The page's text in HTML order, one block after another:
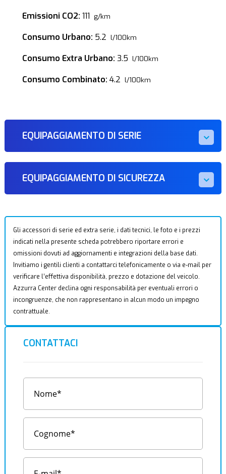
Emissioni CO2: 111 g/km
Consumo Urbano: 5.2 l/100km
Consumo Extra Urbano: 3.5 l/100km
Consumo Combinato: 4.2 l/100km
EQUIPAGGIAMENTO DI SERIE
EQUIPAGGIAMENTO DI SICUREZZA
Gli accessori di serie ed extra serie, i dati tecnici, le foto e i prezzi
indicati nella presente scheda potrebbero riportare errori e
omissioni dovuti ad aggiornamenti e integrazioni della base dati.
Invitiamo i gentili clienti a contattarci telefonicamente o via e-mail per
verificare l’effettiva disponibilità, prezzo e dotazione del veicolo.
Azzurra Center declina ogni responsabilità per eventuali errori o
incongruenze, che non rappresentano in alcun modo un impegno
contrattuale.
CONTATTACI